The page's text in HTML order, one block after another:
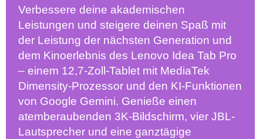
Verbessere deine akademischen
Leistungen und steigere deinen Spaß mit
der Leistung der nächsten Generation und
dem Kinoerlebnis des Lenovo Idea Tab Pro
– einem 12,7-Zoll-Tablet mit MediaTek
Dimensity-Prozessor und den KI-Funktionen
von Google Gemini. Genieße einen
atemberaubenden 3K-Bildschirm, vier JBL-
Lautsprecher und eine ganztägige